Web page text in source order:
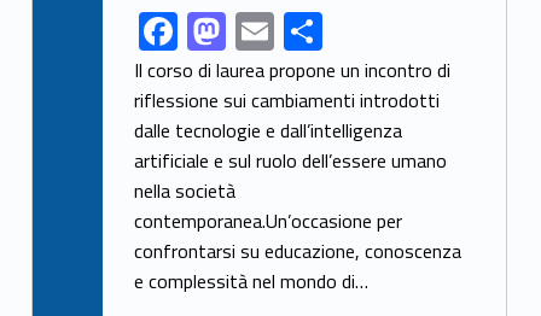
Link identifier share facebook archive #share-link-archive-49775F
ac
e
b
o
o
k
M
as
to
d
o
n
E
m
ai
l
S
h
ar
e
Il corso di laurea propone un incontro di
riflessione sui cambiamenti introdotti
dalle tecnologie e dall’intelligenza
artificiale e sul ruolo dell’essere umano
nella società
contemporanea.Un’occasione per
confrontarsi su educazione, conoscenza
e complessità nel mondo di…